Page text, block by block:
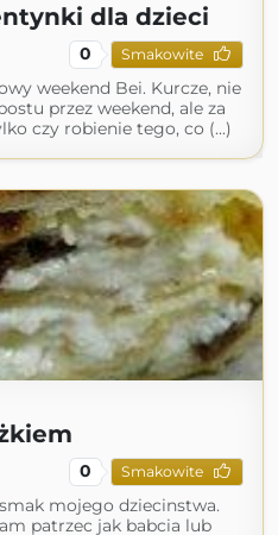
dla dzieci
0 Smakowite
weekend Bei. Kurcze, nie
przez weekend, ale za
czy robienie tego, co (...)
0 Smakowite
mojego dziecinstwa.
patrzec jak babcia lub